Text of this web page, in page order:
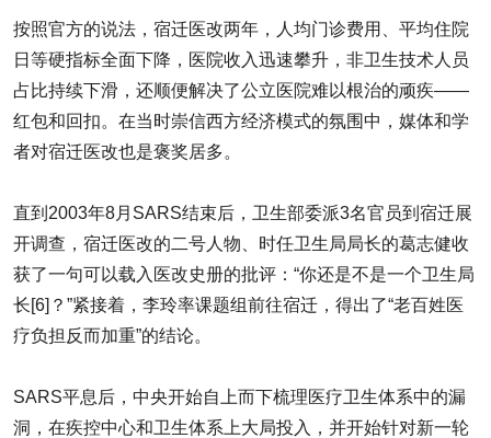
按照官方的说法，宿迁医改两年，人均门诊费用、平均住院
日等硬指标全面下降，医院收入迅速攀升，非卫生技术人员
占比持续下滑，还顺便解决了公立医院难以根治的顽疾——
红包和回扣。在当时崇信西方经济模式的氛围中，媒体和学
者对宿迁医改也是褒奖居多。
直到2003年8月SARS结束后，卫生部委派3名官员到宿迁展
开调查，宿迁医改的二号人物、时任卫生局局长的葛志健收
获了一句可以载入医改史册的批评：“你还是不是一个卫生局
长[6]？”紧接着，李玲率课题组前往宿迁，得出了“老百姓医
疗负担反而加重”的结论。
SARS平息后，中央开始自上而下梳理医疗卫生体系中的漏
洞，在疾控中心和卫生体系上大局投入，并开始针对新一轮